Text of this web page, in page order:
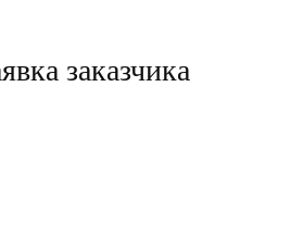
заказчика